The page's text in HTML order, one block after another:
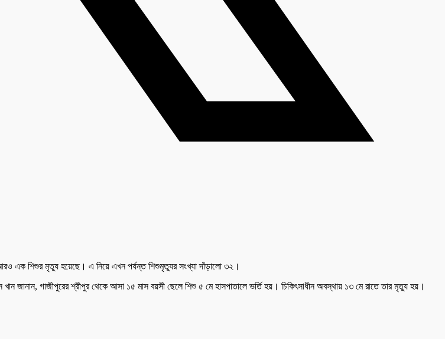
এক শিশুর মৃত্যু হয়েছে। এ নিয়ে এখন পর্যন্ত শিশুমৃত্যুর সংখ্যা দাঁড়ালো ৩২।
জানান, গাজীপুরের শ্রীপুর থেকে আসা ১৫ মাস বয়সী ছেলে শিশু ৫ মে হাসপাতালে ভর্তি হয়। চিকিৎসাধীন অবস্থায় ১৩ মে রাতে তার মৃত্যু হয়।